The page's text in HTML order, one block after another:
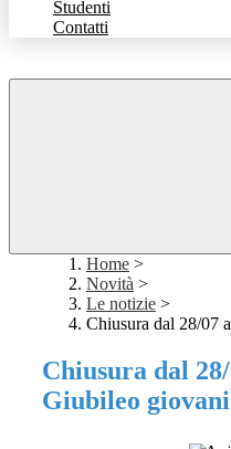
Studenti
Contatti
Home >
Novità >
Le notizie >
Chiusura dal 28/07
Chiusura dal
Giubileo giovani